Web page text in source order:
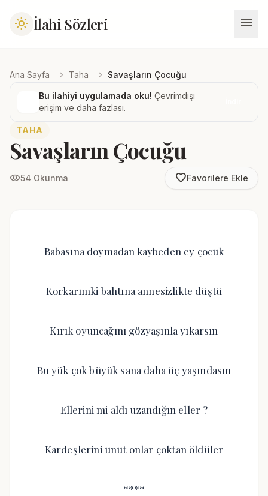
light_mode İlahi Sözleri menu
Ana Sayfa chevron_right Taha chevron_right Savaşların Çocuğu
Bu ilahiyi uygulamada oku! Çevrimdışı
erişim ve daha fazlası.
TAHA
Savaşların Çocuğu
visibility54 Okunma favorite_borderFavorilere Ekle
Babasına doymadan kaybeden ey çocuk
Korkarımki bahtına annesizlikte düştü
Kırık oyuncağını gözyaşınla yıkarsın
Bu yük çok büyük sana daha üç yaşındasın
Ellerini mi aldı uzandığın eller ?
Kardeşlerini unut onlar çoktan öldüler
****